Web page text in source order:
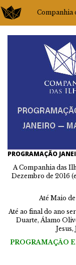
Companhia
PROGRAMAÇÃO
A Companhia das
Dezembro de 2016
Até Maio
Até ao final do ano
Duarte, Álamo
PROGRAMAÇÃO